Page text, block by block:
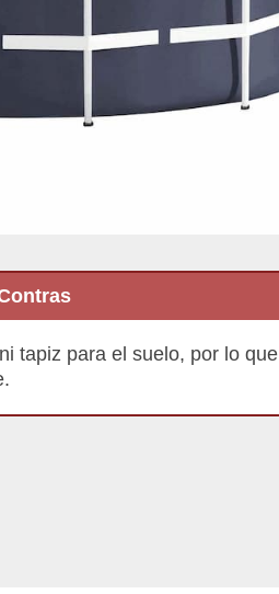
tapiz para el suelo, por lo que